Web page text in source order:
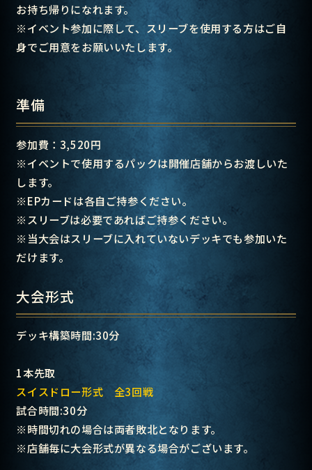
お持ち帰りになれます。
※イベント参加に際して、スリーブを使用する方はご自
身でご用意をお願いいたします。
準備
参加費：3,520円
※イベントで使用するパックは開催店舗からお渡しいた
します。
※EPカードは各自ご持参ください。
※スリーブは必要であればご持参ください。
※当大会はスリーブに入れていないデッキでも参加いた
だけます。
大会形式
デッキ構築時間:30分
1本先取
スイスドロー形式 全3回戦
試合時間:30分
※時間切れの場合は両者敗北となります。
※店舗毎に大会形式が異なる場合がございます。